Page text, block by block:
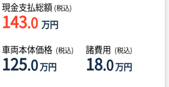
現金支払総額 (税込)
143.0 万円
車両本体価格 (税込)
125.0万円
諸費用 (税込)
18.0万円